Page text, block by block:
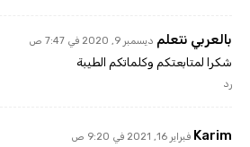
بالعربي نتعلم ديسمبر 9, 2020 في 7:47 ص
شكرا لمتابعتكم وكلماتكم الطيبة
رد
Karim فبراير 16, 2021 في 9:20 ص